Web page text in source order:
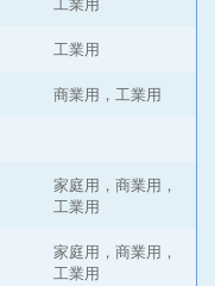
工業用
商業用，工業用
家庭用，商業用，
工業用
家庭用，商業用，
工業用